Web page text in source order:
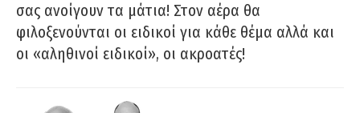
σας ανοίγουν τα μάτια! Στον αέρα θα
φιλοξενούνται οι ειδικοί για κάθε θέμα αλλά και
οι «αληθινοί ειδικοί», οι ακροατές!